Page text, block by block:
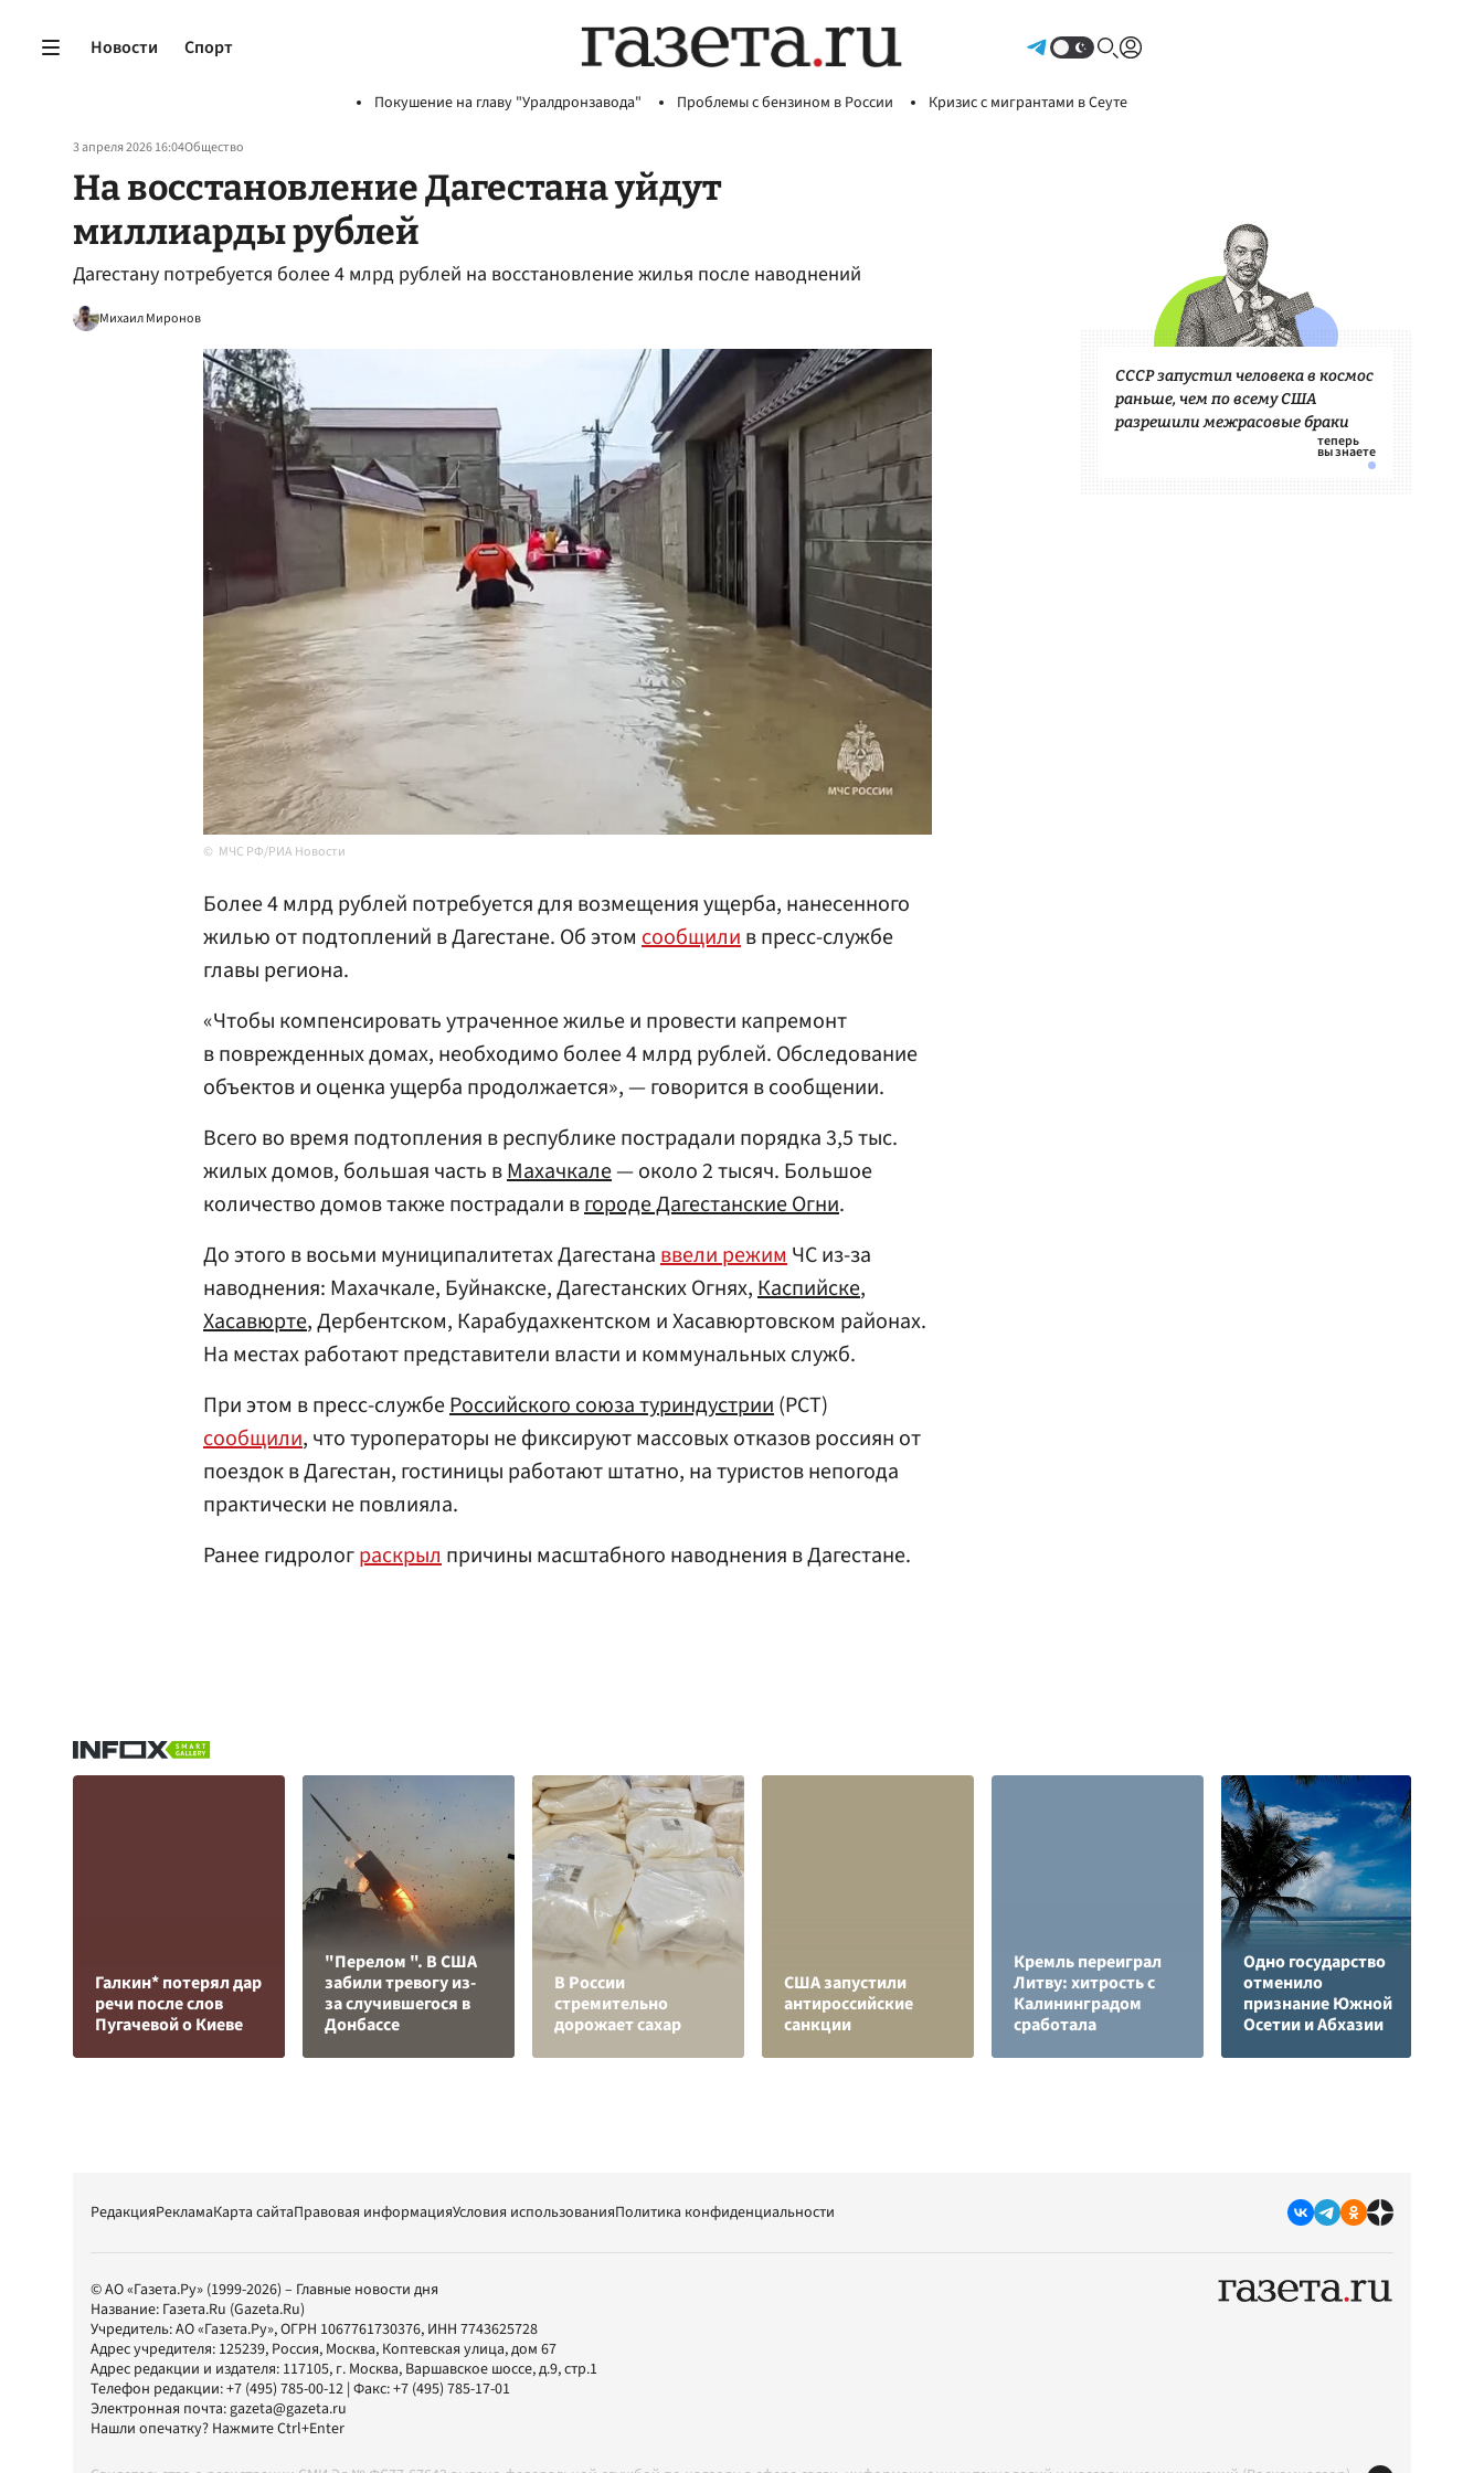
Новости Спорт
Покушение на главу "Уралдронзавода" Проблемы с бензином в России Кризис с мигрантами в Сеуте
3 апреля 2026 16:04Общество
На восстановление Дагестана уйдут
миллиарды рублей
Дагестану потребуется более 4 млрд рублей на восстановление жилья после наводнений
Михаил Миронов
МЧС РФ/РИА Новости
Более 4 млрд рублей потребуется для возмещения ущерба, нанесенного
жилью от подтоплений в Дагестане. Об этом сообщилив пресс-службе
главы региона.
«Чтобы компенсировать утраченное жилье и провести капремонт
в поврежденных домах, необходимо более 4 млрд рублей. Обследование
объектов и оценка ущерба продолжается», — говорится в сообщении.
Всего во время подтопления в республике пострадали порядка 3,5 тыс.
жилых домов, большая часть вМахачкале— около 2 тысяч. Большое
количество домов также пострадали вгороде Дагестанские Огни.
До этого в восьми муниципалитетах Дагестанаввели режимЧС из-за
наводнения: Махачкале, Буйнакске, Дагестанских Огнях,Каспийске,
Хасавюрте, Дербентском, Карабудахкентском и Хасавюртовском районах.
На местах работают представители власти и коммунальных служб.
При этом в пресс-службеРоссийского союза туриндустрии(РСТ)
сообщили, что туроператоры не фиксируют массовых отказов россиян от
поездок в Дагестан, гостиницы работают штатно, на туристов непогода
практически не повлияла.
Ранее гидролограскрылпричины масштабного наводнения в Дагестане.
СССР запустил человека в космос
раньше, чем по всему США
разрешили межрасовые браки
Галкин* потерял дар
речи после слов
Пугачевой о Киеве
"Перелом ". В США
забили тревогу из-
за случившегося в
Донбассе
В России
стремительно
дорожает сахар
США запустили
антироссийские
санкции
Кремль переиграл
Литву: хитрость с
Калининградом
сработала
Одно государство
отменило
признание Южной
Осетии и Абхазии
РедакцияРекламаКарта сайтаПравовая информацияУсловия использованияПолитика конфиденциальности
© АО «Газета.Ру» (1999-2026) – Главные новости дня
Название: Газета.Ru (Gazeta.Ru)
Учредитель:АО «Газета.Ру», ОГРН 1067761730376, ИНН 7743625728
Адрес учредителя: 125239, Россия, Москва, Коптевская улица, дом 67
Адрес редакции и издателя: 117105, г. Москва, Варшавское шоссе, д.9, стр.1
Телефон редакции:+7 (495) 785-00-12 | Факс:+7 (495) 785-17-01
Электронная почта:gazeta@gazeta.ru
Нашли опечатку? Нажмите Ctrl+Enter